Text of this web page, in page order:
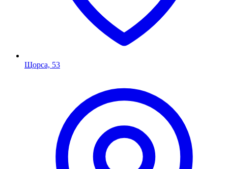
Щорса, 53